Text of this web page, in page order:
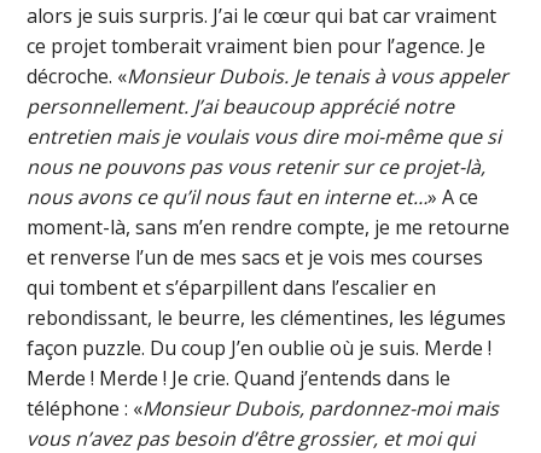
alors je suis surpris. J’ai le cœur qui bat car vraiment
ce projet tomberait vraiment bien pour l’agence. Je
décroche. «Monsieur Dubois. Je tenais à vous appeler
personnellement. J’ai beaucoup apprécié notre
entretien mais je voulais vous dire moi-même que si
nous ne pouvons pas vous retenir sur ce projet-là,
nous avons ce qu’il nous faut en interne et…» A ce
moment-là, sans m’en rendre compte, je me retourne
et renverse l’un de mes sacs et je vois mes courses
qui tombent et s’éparpillent dans l’escalier en
rebondissant, le beurre, les clémentines, les légumes
façon puzzle. Du coup J’en oublie où je suis. Merde !
Merde ! Merde ! Je crie. Quand j’entends dans le
téléphone : «Monsieur Dubois, pardonnez-moi mais
vous n’avez pas besoin d’être grossier, et moi qui